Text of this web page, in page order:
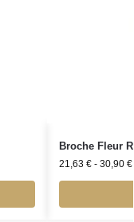
Broche Fleur
21,63 €- 30,90 €